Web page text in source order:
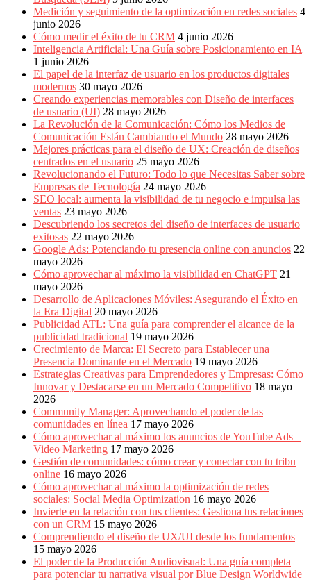
Medición y seguimiento de la optimización en redes sociales 4
junio 2026
Cómo medir el éxito de tu CRM 4 junio 2026
Inteligencia Artificial: Una Guía sobre Posicionamiento en IA
1 junio 2026
El papel de la interfaz de usuario en los productos digitales
modernos 30 mayo 2026
Creando experiencias memorables con Diseño de interfaces
de usuario (UI) 28 mayo 2026
La Revolución de la Comunicación: Cómo los Medios de
Comunicación Están Cambiando el Mundo 28 mayo 2026
Mejores prácticas para el diseño de UX: Creación de diseños
centrados en el usuario 25 mayo 2026
Revolucionando el Futuro: Todo lo que Necesitas Saber sobre
Empresas de Tecnología 24 mayo 2026
SEO local: aumenta la visibilidad de tu negocio e impulsa las
ventas 23 mayo 2026
Descubriendo los secretos del diseño de interfaces de usuario
exitosas 22 mayo 2026
Google Ads: Potenciando tu presencia online con anuncios 22
mayo 2026
Cómo aprovechar al máximo la visibilidad en ChatGPT 21
mayo 2026
Desarrollo de Aplicaciones Móviles: Asegurando el Éxito en
la Era Digital 20 mayo 2026
Publicidad ATL: Una guía para comprender el alcance de la
publicidad tradicional 19 mayo 2026
Crecimiento de Marca: El Secreto para Establecer una
Presencia Dominante en el Mercado 19 mayo 2026
Estrategias Creativas para Emprendedores y Empresas: Cómo
Innovar y Destacarse en un Mercado Competitivo 18 mayo
2026
Community Manager: Aprovechando el poder de las
comunidades en línea 17 mayo 2026
Cómo aprovechar al máximo los anuncios de YouTube Ads –
Video Marketing 17 mayo 2026
Gestión de comunidades: cómo crear y conectar con tu tribu
online 16 mayo 2026
Cómo aprovechar al máximo la optimización de redes
sociales: Social Media Optimization 16 mayo 2026
Invierte en la relación con tus clientes: Gestiona tus relaciones
con un CRM 15 mayo 2026
Comprendiendo el diseño de UX/UI desde los fundamentos
15 mayo 2026
El poder de la Producción Audiovisual: Una guía completa
para potenciar tu narrativa visual por Blue Design Worldwide